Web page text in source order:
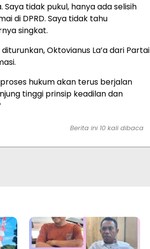
Saya tidak pukul, hanya ada selisih
di DPRD. Saya tidak tahu
singkat.
Oktovianus La’a dari Partai
hukum akan terus berjalan
tinggi prinsip keadilan dan
Berita ini 10 kali dibaca